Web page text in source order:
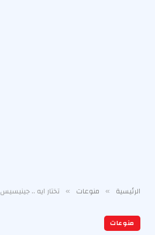
الرئيسية » منوعات » تختار ايه .. جينيسيس‎ G80ام مرسيدس E 200 موديل 2026
منوعات